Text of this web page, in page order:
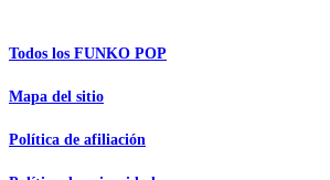
Todos los FUNKO POP
Mapa del sitio
Política de afiliación